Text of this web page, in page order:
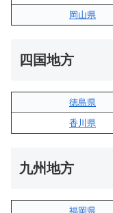
岡山県
四国地方
徳島県
香川県
九州地方
福岡県